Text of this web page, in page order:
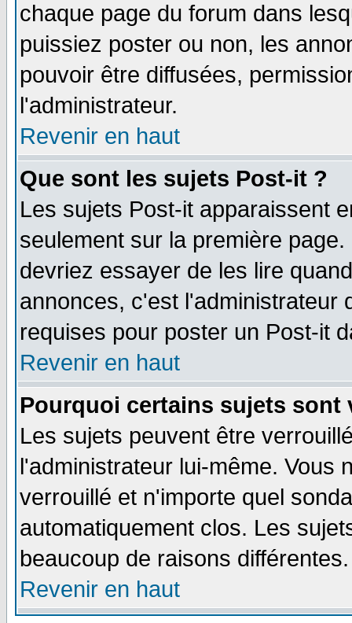
chaque page du forum dans
puissiez poster ou non, les
pouvoir être diffusées,
l'administrateur.
Revenir en haut
Que sont les sujets Post-it ?
Les sujets Post-it apparaissent
seulement sur la première
devriez essayer de les lire
annonces, c'est l'administrateur
requises pour poster un Post-it
Revenir en haut
Pourquoi certains sujets sont
Les sujets peuvent être
l'administrateur lui-même. Vous
verrouillé et n'importe quel
automatiquement clos. Les
beaucoup de raisons différentes.
Revenir en haut